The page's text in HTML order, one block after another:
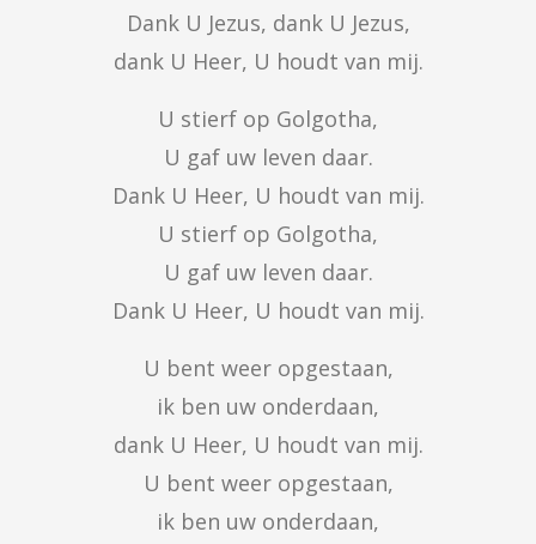
Dank U Jezus, dank U Jezus,
dank U Heer, U houdt van mij.
U stierf op Golgotha,
U gaf uw leven daar.
Dank U Heer, U houdt van mij.
U stierf op Golgotha,
U gaf uw leven daar.
Dank U Heer, U houdt van mij.
U bent weer opgestaan,
ik ben uw onderdaan,
dank U Heer, U houdt van mij.
U bent weer opgestaan,
ik ben uw onderdaan,